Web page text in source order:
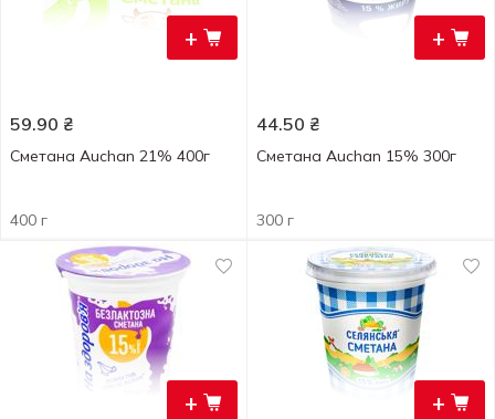
+
59.90 ₴
Сметана Auchan 21% 400г
400 г
+
44.50 ₴
Сметана Auchan 15% 300г
300 г
+ +